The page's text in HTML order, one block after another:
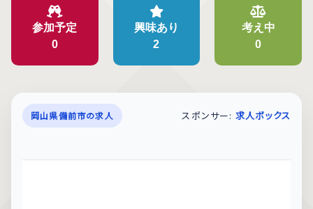
参加予定
0
興味あり
2
考え中
0
岡山県備前市の求人 スポンサー: 求人ボックス